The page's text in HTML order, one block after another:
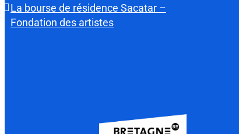
La bourse de résidence Sacatar –
Fondation des artistes